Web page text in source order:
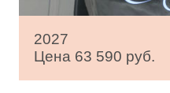
2027
Цена 63 590 руб.